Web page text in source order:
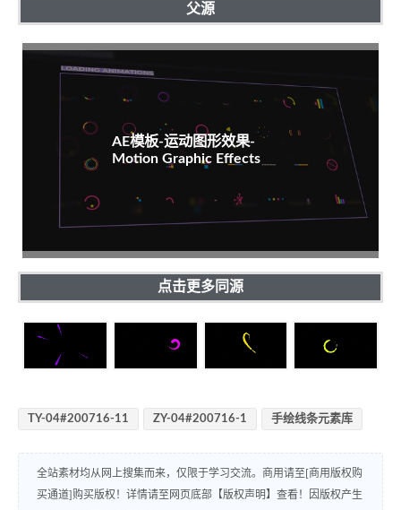
父源
AE模板-运动图形效果-
Motion Graphic Effects
点击更多同源
TY-04#200716-11 ZY-04#200716-1 手绘线条元素库
全站素材均从网上搜集而来，仅限于学习交流。商用请至[商用版权购
买通道]购买版权！详情请至网页底部【版权声明】查看！因版权产生